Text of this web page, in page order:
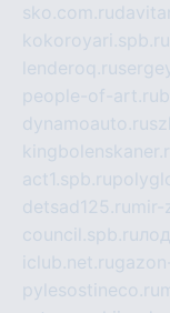
sko.com.ru
kokoroyari.spb.ru
lenderoq.ru
people-of-art.ru
dynamoauto.ru
act1.spb.ru
detsad125.ru
council.spb.ru
iclub.net.ru
pylesostineco.ru